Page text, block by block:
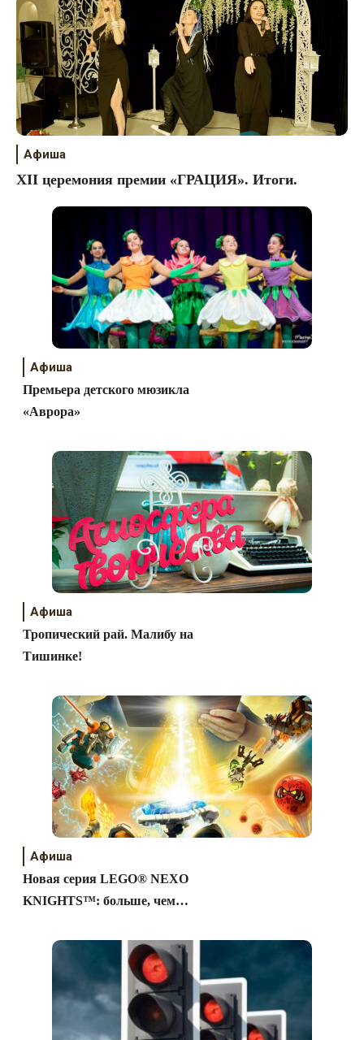
Афиша
ХII церемония премии «ГРАЦИЯ». Итоги.
Афиша
Премьера детского мюзикла
«Аврора»
Афиша
Тропический рай. Малибу на
Тишинке!
Афиша
Новая серия LEGO® NEXO
KNIGHTS™: больше, чем